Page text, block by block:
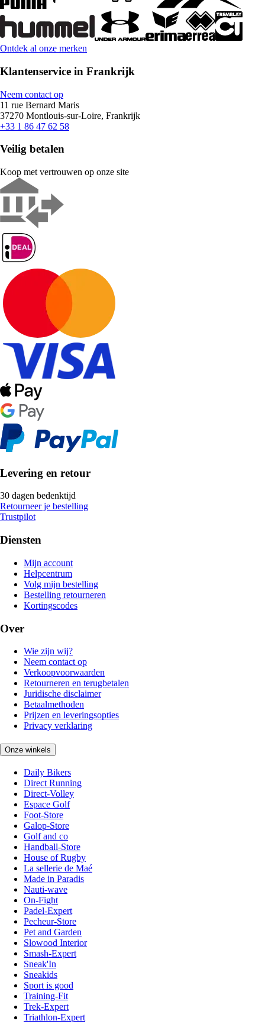
Ontdek al onze merken
Klantenservice in Frankrijk
Neem contact op
11 rue Bernard Maris
37270 Montlouis-sur-Loire, Frankrijk
+33 1 86 47 62 58
Veilig betalen
Koop met vertrouwen op onze site
Levering en retour
30 dagen bedenktijd
Retourneer je bestelling
Trustpilot
Diensten
Mijn account
Helpcentrum
Volg mijn bestelling
Bestelling retourneren
Kortingscodes
Over
Wie zijn wij?
Neem contact op
Verkoopvoorwaarden
Retourneren en terugbetalen
Juridische disclaimer
Betaalmethoden
Prijzen en leveringsopties
Privacy verklaring
Onze winkels
Daily Bikers
Direct Running
Direct-Volley
Espace Golf
Foot-Store
Galop-Store
Golf and co
Handball-Store
House of Rugby
La sellerie de Maé
Made in Paradis
Nauti-wave
On-Fight
Padel-Expert
Pecheur-Store
Pet and Garden
Slowood Interior
Smash-Expert
Sneak'In
Sneakids
Sport is good
Training-Fit
Trek-Expert
Triathlon-Expert